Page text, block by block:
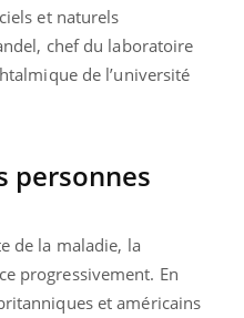
et naturels
chef du laboratoire
de l’université
personnes
de la maladie, la
progressivement. En
et américains